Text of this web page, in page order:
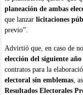
planeación de ambas
que lanzar licitaciones
previo”.
Advirtió que, en caso de
elección del siguiente año
contratos para la
electoral sin emblemas,
Resultados Electorales